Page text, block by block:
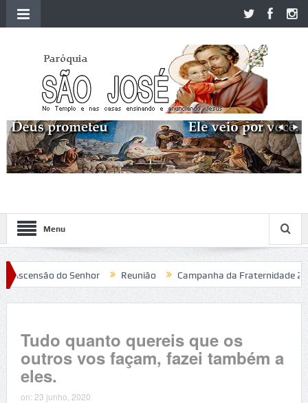
Menu
do Senhor Reunião Campanha da Fraternidade 2020
Tudo quanto quereis que os
outros vos façam, fazei também a
eles.
on: 23 junho, 2020